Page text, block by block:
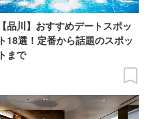
【品川】おすすめデートスポッ
ト18選！定番から話題のスポッ
トまで